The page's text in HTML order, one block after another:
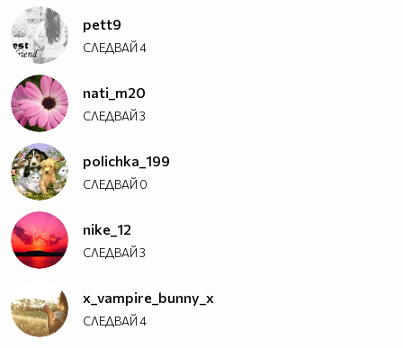
pett9
СЛЕДВАЙ4
nati_m20
СЛЕДВАЙ3
polichka_199
СЛЕДВАЙ 0
nike_12
СЛЕДВАЙ3
x_vampire_bunny_x
СЛЕДВАЙ4